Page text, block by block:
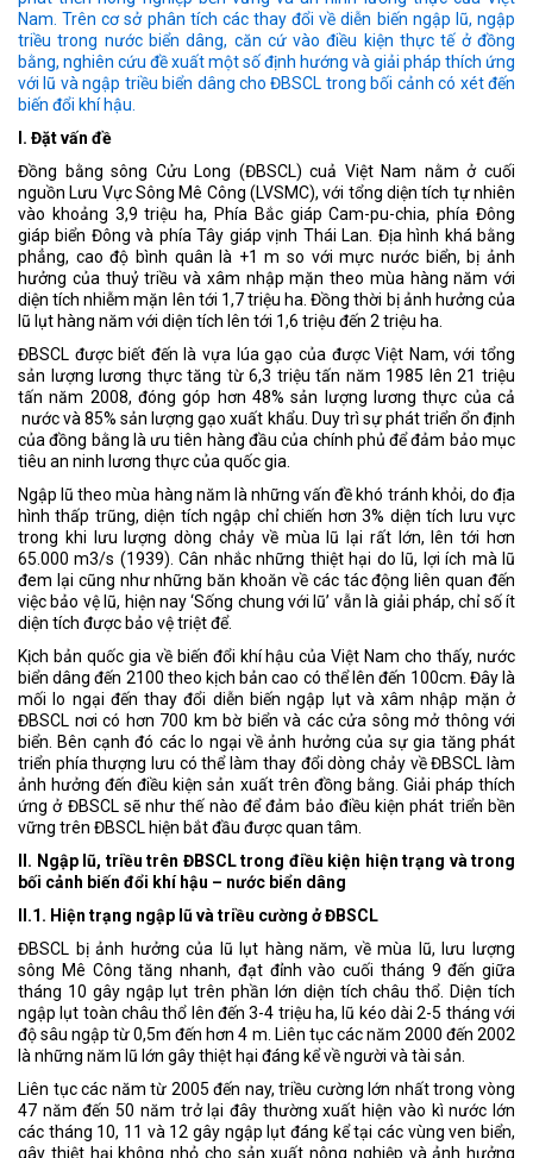
Nam. Trên cơ sở phân tích các thay đổi về diễn biến ngập lũ, ngập
triều trong nước biển dâng, căn cứ vào điều kiện thực tế ở đồng
bằng, nghiên cứu đề xuất một số định hướng và giải pháp thích ứng
với lũ và ngập triều biển dâng cho ĐBSCL trong bối cảnh có xét đến
biến đổi khí hậu.
I. Đặt vấn đề
Đồng bằng sông Cửu Long (ĐBSCL) cuả Việt Nam nằm ở cuối
nguồn Lưu Vực Sông Mê Công (LVSMC), với tổng diện tích tự nhiên
vào khoảng 3,9 triệu ha, Phía Bắc giáp Cam-pu-chia, phía Đông
giáp biển Đông và phía Tây giáp vịnh Thái Lan. Địa hình khá bằng
phẳng, cao độ bình quân là +1 m so với mực nước biển, bị ảnh
hưởng của thuỷ triều và xâm nhập mặn theo mùa hàng năm với
diện tích nhiễm mặn lên tới 1,7 triệu ha. Đồng thời bị ảnh hưởng của
lũ lụt hàng năm với diện tích lên tới 1,6 triệu đến 2 triệu ha.
ĐBSCL được biết đến là vựa lúa gạo của được Việt Nam, với tổng
sản lượng lương thực tăng từ 6,3 triệu tấn năm 1985 lên 21 triệu
tấn năm 2008, đóng góp hơn 48% sản lượng lương thực của cả
nước và 85% sản lượng gạo xuất khẩu. Duy trì sự phát triển ổn định
của đồng bằng là ưu tiên hàng đầu của chính phủ để đảm bảo mục
tiêu an ninh lương thực của quốc gia.
Ngập lũ theo mùa hàng năm là những vấn đề khó tránh khỏi, do địa
hình thấp trũng, diện tích ngập chỉ chiến hơn 3% diện tích lưu vực
trong khi lưu lượng dòng chảy về mùa lũ lại rất lớn, lên tới hơn
65.000 m3/s (1939). Cân nhắc những thiệt hại do lũ, lợi ích mà lũ
đem lại cũng như những băn khoăn về các tác động liên quan đến
việc bảo vệ lũ, hiện nay ‘Sống chung với lũ’ vẫn là giải pháp, chỉ số ít
diện tích được bảo vệ triệt để.
Kịch bản quốc gia về biến đổi khí hậu của Việt Nam cho thấy, nước
biển dâng đến 2100 theo kịch bản cao có thể lên đến 100cm. Đây là
mối lo ngại đến thay đổi diễn biến ngập lụt và xâm nhập mặn ở
ĐBSCL nơi có hơn 700 km bờ biển và các cửa sông mở thông với
biển. Bên cạnh đó các lo ngại về ảnh hưởng của sự gia tăng phát
triển phía thượng lưu có thể làm thay đổi dòng chảy về ĐBSCL làm
ảnh hưởng đến điều kiện sản xuất trên đồng bằng. Giải pháp thích
ứng ở ĐBSCL sẽ như thế nào để đảm bảo điều kiện phát triển bền
vững trên ĐBSCL hiện bắt đầu được quan tâm.
II. Ngập lũ, triều trên ĐBSCL trong điều kiện hiện trạng và trong
bối cảnh biến đổi khí hậu – nước biển dâng
II.1. Hiện trạng ngập lũ và triều cường ở ĐBSCL
ĐBSCL bị ảnh hưởng của lũ lụt hàng năm, về mùa lũ, lưu lượng
sông Mê Công tăng nhanh, đạt đỉnh vào cuối tháng 9 đến giữa
tháng 10 gây ngập lụt trên phần lớn diện tích châu thổ. Diện tích
ngập lụt toàn châu thổ lên đến 3-4 triệu ha, lũ kéo dài 2-5 tháng với
độ sâu ngập từ 0,5m đến hơn 4 m. Liên tục các năm 2000 đến 2002
là những năm lũ lớn gây thiệt hại đáng kể về người và tài sản.
Liên tục các năm từ 2005 đến nay, triều cường lớn nhất trong vòng
47 năm đến 50 năm trở lại đây thường xuất hiện vào kì nước lớn
các tháng 10, 11 và 12 gây ngập lụt đáng kể tại các vùng ven biển,
gây thiệt hại không nhỏ cho sản xuất nông nghiệp và ảnh hưởng